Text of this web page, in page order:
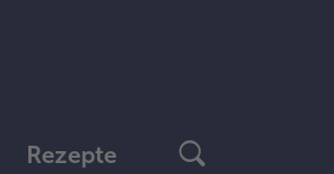
Rezepte